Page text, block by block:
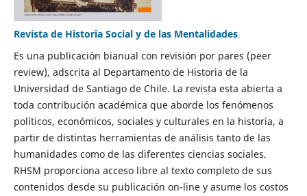
Revista de Historia Social y de las Mentalidades
Es una publicación bianual con revisión por pares (peer
review), adscrita al Departamento de Historia de la
Universidad de Santiago de Chile. La revista esta abierta a
toda contribución académica que aborde los fenómenos
políticos, económicos, sociales y culturales en la historia, a
partir de distintas herramientas de análisis tanto de las
humanidades como de las diferentes ciencias sociales.
RHSM proporciona acceso libre al texto completo de sus
contenidos desde su publicación on-line y asume los costos